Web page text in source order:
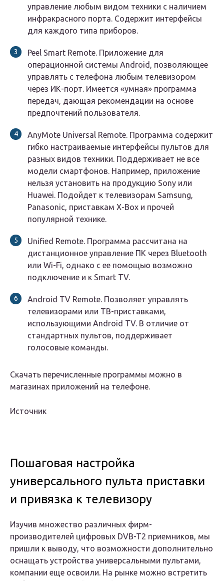
управление любым видом техники с наличием
инфракрасного порта. Содержит интерфейсы
для каждого типа приборов.
Peel Smart Remote. Приложение для
операционной системы Android, позволяющее
управлять с телефона любым телевизором
через ИК-порт. Имеется «умная» программа
передач, дающая рекомендации на основе
предпочтений пользователя.
AnyMote Universal Remote. Программа содержит
гибко настраиваемые интерфейсы пультов для
разных видов техники. Поддерживает не все
модели смартфонов. Например, приложение
нельзя установить на продукцию Sony или
Huawei. Подойдет к телевизорам Samsung,
Panasonic, приставкам X-Box и прочей
популярной технике.
Unified Remote. Программа рассчитана на
дистанционное управление ПК через Bluetooth
или Wi-Fi, однако с ее помощью возможно
подключение и к Smart TV.
Android TV Remote. Позволяет управлять
телевизорами или ТВ-приставками,
использующими Android TV. В отличие от
стандартных пультов, поддерживает
голосовые команды.
Скачать перечисленные программы можно в
магазинах приложений на телефоне.
Источник
Пошаговая настройка
универсального пульта приставки
и привязка к телевизору
Изучив множество различных фирм-
производителей цифровых DVB-T2 приемников, мы
пришли к выводу, что возможности дополнительно
оснащать устройства универсальными пультами,
компании еще освоили. На рынке можно встретить